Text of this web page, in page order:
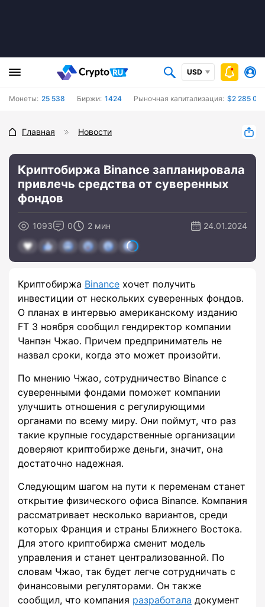
USD
Монеты: 25 538 Биржи: 1424 Рыночная капитализация: $2 285
Главная Новости
Криптобиржа Binance запланировала
привлечь средства от суверенных
фондов
1093 0 2 мин 24.01.2024
Криптобиржа Binance хочет получить
инвестиции от нескольких суверенных фондов.
О планах в интервью американскому изданию
FT 3 ноября сообщил гендиректор компании
Чанпэн Чжао. Причем предприниматель не
назвал сроки, когда это может произойти.
По мнению Чжао, сотрудничество Binance с
суверенными фондами поможет компании
улучшить отношения с регулирующими
органами по всему миру. Они поймут, что раз
такие крупные государственные организации
доверяют криптобирже деньги, значит, она
достаточно надежная.
Следующим шагом на пути к переменам станет
открытие физического офиса Binance. Компания
рассматривает несколько вариантов, среди
которых Франция и страны Ближнего Востока.
Для этого криптобиржа сменит модель
управления и станет централизованной. По
словам Чжао, так будет легче сотрудничать с
финансовыми регуляторами. Он также
сообщил, что компания разработала документ